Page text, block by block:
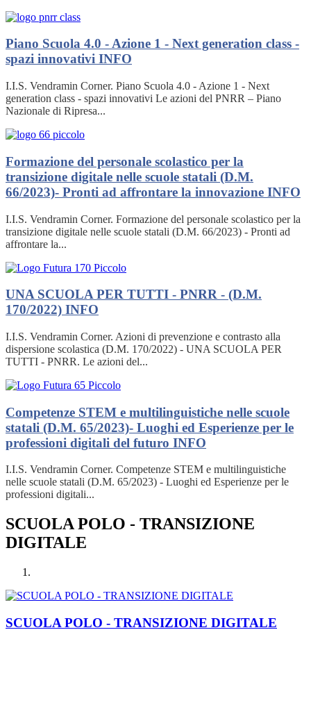
Piano Scuola 4.0 - Azione 1 - Next generation class -
spazi innovativi INFO
I.I.S. Vendramin Corner. Piano Scuola 4.0 - Azione 1 - Next
generation class - spazi innovativi Le azioni del PNRR – Piano
Nazionale di Ripresa...
Formazione del personale scolastico per la
transizione digitale nelle scuole statali (D.M.
66/2023)- Pronti ad affrontare la innovazione INFO
I.I.S. Vendramin Corner. Formazione del personale scolastico per la
transizione digitale nelle scuole statali (D.M. 66/2023) - Pronti ad
affrontare la...
UNA SCUOLA PER TUTTI - PNRR - (D.M.
170/2022) INFO
I.I.S. Vendramin Corner. Azioni di prevenzione e contrasto alla
dispersione scolastica (D.M. 170/2022) - UNA SCUOLA PER
TUTTI - PNRR. Le azioni del...
Competenze STEM e multilinguistiche nelle scuole
statali (D.M. 65/2023)- Luoghi ed Esperienze per le
professioni digitali del futuro INFO
I.I.S. Vendramin Corner. Competenze STEM e multilinguistiche
nelle scuole statali (D.M. 65/2023) - Luoghi ed Esperienze per le
professioni digitali...
SCUOLA POLO - TRANSIZIONE
DIGITALE
SCUOLA POLO - TRANSIZIONE DIGITALE